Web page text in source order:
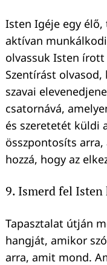
Isten Igéje egy élő,
aktívan
olvassuk Isten
Szentírást olvasod,
szavai
csatornává,
és szeretetét küldi
összpontosíts
hozzá, hogy az
9. Ismerd fel
Tapasztalat útján
hangját, amikor
arra, amit mond.